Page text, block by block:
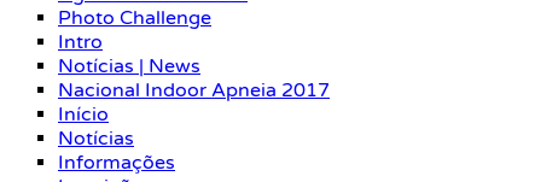
Photo Challenge
Intro
Notícias | News
Nacional Indoor Apneia 2017
Início
Notícias
Informações